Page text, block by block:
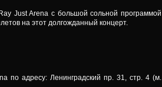
Just Arena с большой сольной программой
на этот долгожданный концерт.
по адресу: Ленинградский пр. 31, стр. 4 (м.